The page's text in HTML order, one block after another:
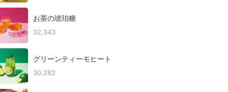
お茶の琥珀糖
32,343
グリーンティーモヒート
30,282